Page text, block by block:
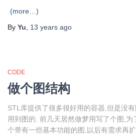
(more…)
By Yu, 13 years ago
CODE
做个图结构
STL库提供了很多很好用的容器,但是没
用到图的. 前几天居然做梦用写了个图,为
个带有一些基本功能的图,以后有需求再